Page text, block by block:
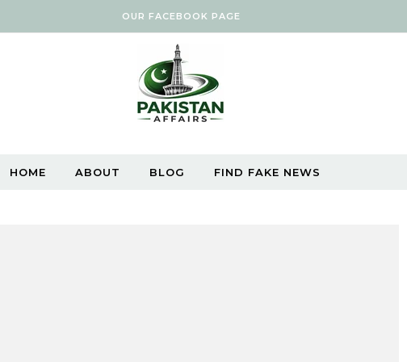
OUR FACEBOOK PAGE
HOME ABOUT BLOG FIND FAKE NEWS